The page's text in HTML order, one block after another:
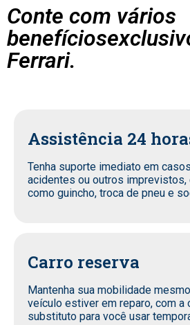
Conte com vários
Ferrari.
Assistência 24
Tenha suporte imediato em
acidentes ou outros
como guincho, troca de pneu e
Carro reserva
Mantenha sua mobilidade
veículo estiver em reparo, com a
substituto para você usar